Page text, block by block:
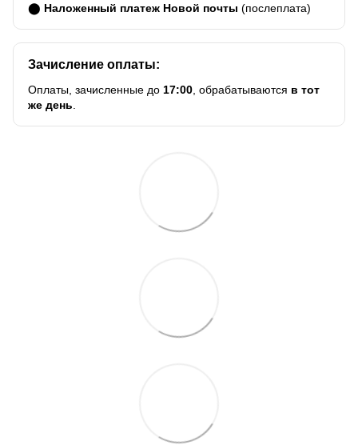
⬤ Наложенный платеж Новой почты (послеплата)
Зачисление оплаты:
Оплаты, зачисленные до 17:00 , обрабатываются в тот
же день